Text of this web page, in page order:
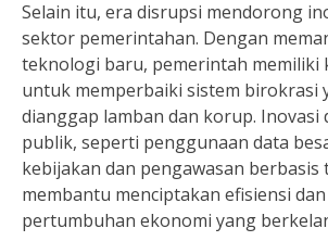
Selain itu, era disrupsi mendorong
sektor pemerintahan. Dengan
teknologi baru, pemerintah memiliki
untuk memperbaiki sistem birokrasi
dianggap lamban dan korup. Inovasi
publik, seperti penggunaan data
kebijakan dan pengawasan
membantu menciptakan efisiensi
pertumbuhan ekonomi yang